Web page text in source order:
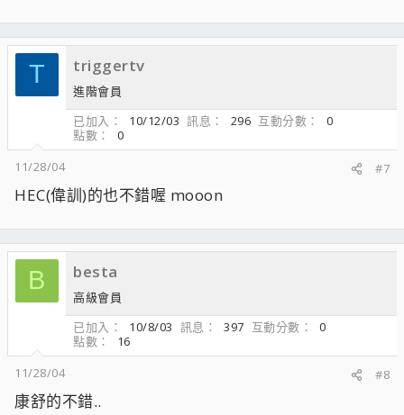
T triggertv
進階會員
已加入
10/12/03 訊息 296 互動分數
0
點數
0
11/28/04
#7
HEC(偉訓)的也不錯喔 mooon
B besta
高級會員
已加入
10/8/03 訊息 397 互動分數
0
點數
16
11/28/04
#8
康舒的不錯..